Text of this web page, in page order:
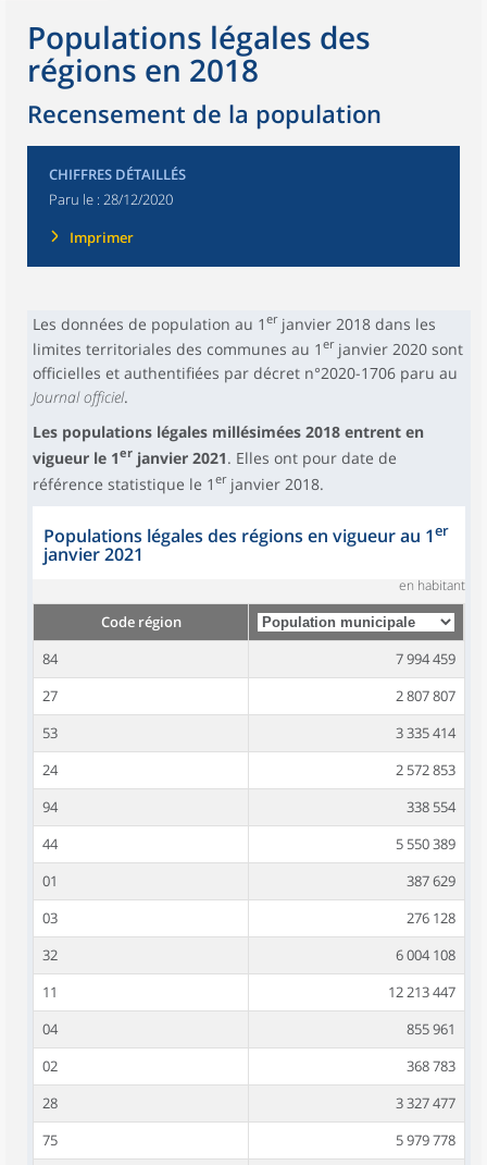
Populations légales des
régions en 2018
Recensement de la population
CHIFFRES DÉTAILLÉS
Paru le : 28/12/2020
Imprimer
Les données de population au 1 erjanvier 2018 dans les
limites territoriales des communes au 1 erjanvier 2020 sont
officielles et authentifiées par décret n°2020-1706 paru au
Journal officiel.
Les populations légales millésimées 2018 entrent en
vigueur le 1er janvier 2021. Elles ont pour date de
référence statistique le 1 erjanvier 2018.
Populations légales des régions en vigueur au 1er
janvier 2021
en habitant
Code région
84
7 994 459
27
2 807 807
53
3 335 414
24
2 572 853
94
338 554
44
5 550 389
01
387 629
03
276 128
32
6 004 108
11
12 213 447
04
855 961
02
368 783
28
3 327 477
75
5 979 778